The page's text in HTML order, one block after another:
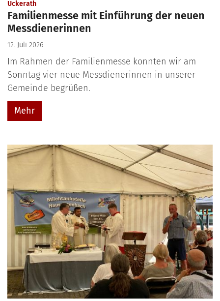
Uckerath:
Familienmesse mit Einführung der neuen
Messdienerinnen
12. Juli 2026
Im Rahmen der Familienmesse konnten wir am
Sonntag vier neue Messdienerinnen in unserer
Gemeinde begrüßen.
Mehr